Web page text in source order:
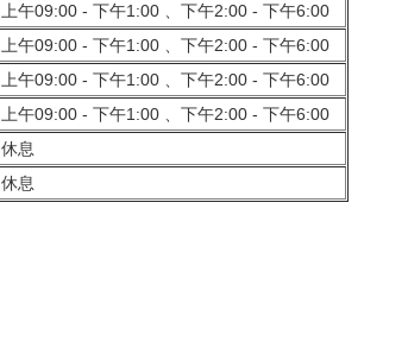
上午09:00 - 下午1:00 、下午2:00 - 下午6:00
上午09:00 - 下午1:00 、下午2:00 - 下午6:00
上午09:00 - 下午1:00 、下午2:00 - 下午6:00
上午09:00 - 下午1:00 、下午2:00 - 下午6:00
休息
休息